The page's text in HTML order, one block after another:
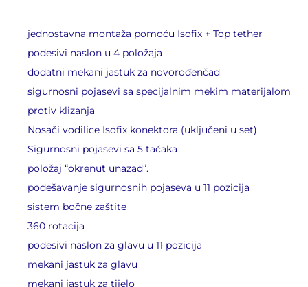
jednostavna montaža pomoću Isofix + Top tether
podesivi naslon u 4 položaja
dodatni mekani jastuk za novorođenčad
sigurnosni pojasevi sa specijalnim mekim materijalom
protiv klizanja
Nosači vodilice Isofix konektora (uključeni u set)
Sigurnosni pojasevi sa 5 tačaka
položaj “okrenut unazad”.
podešavanje sigurnosnih pojaseva u 11 pozicija
sistem bočne zaštite
360 rotacija
podesivi naslon za glavu u 11 pozicija
mekani jastuk za glavu
mekani jastuk za tijelo